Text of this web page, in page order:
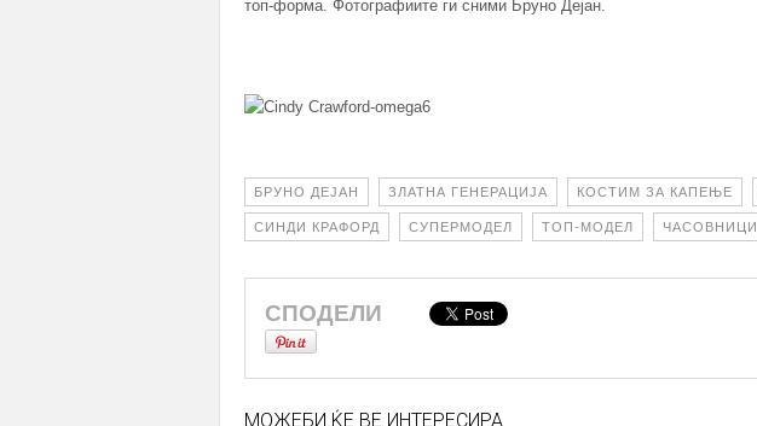
топ-форма. Фотографиите ги сними Бруно Дејан.
БРУНО ДЕЈАН ЗЛАТНА ГЕНЕРАЦИЈА КОСТИМ ЗА КАПЕЊЕ
СИНДИ КРАФОРД СУПЕРМОДЕЛ ТОП-МОДЕЛ ЧАСОВНИЦИ
СПОДЕЛИ
МОЖЕБИ ЌЕ ВЕ ИНТЕРЕСИРА